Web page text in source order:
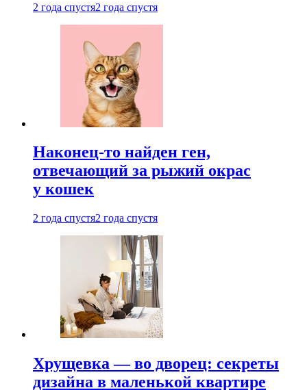
2 года спустя2 года спустя
Наконец-то найден ген,
отвечающий за рыжий окрас
у кошек
2 года спустя2 года спустя
Хрущевка — во дворец: секреты
дизайна в маленькой квартире